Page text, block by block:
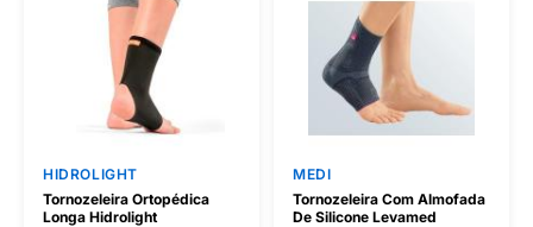
HIDROLIGHT
Tornozeleira Ortopédica
Longa Hidrolight
MEDI
Tornozeleira Com Almofada
De Silicone Levamed